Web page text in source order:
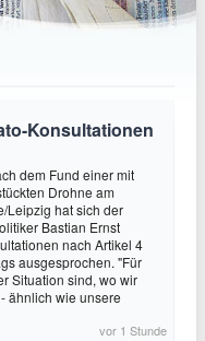
Konsultationen
dem Fund einer mit
Drohne am
Leipzig hat sich der
Bastian Ernst
nach Artikel 4
ausgesprochen. "Für
Situation sind, wo wir
ähnlich wie unsere
vor 1 Stunde